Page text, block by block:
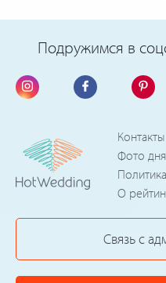
Подружимся в
Контакты
Фото дня
О
Связь с